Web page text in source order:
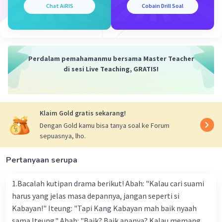
F : gaya (N)
s : perpindahan (m)
W = (F1 + F2 + F3) s
Jadi, usaha total yang dilakukan ketiga orang
tersebut adalah 32 Joule.
Beri Rating
Chat AiRIS Cobain Drill Soal
Perdalam pemahamanmu bersama Master Teacher
di sesi Live Teaching, GRATIS!
Klaim Gold gratis sekarang!
Dengan Gold kamu bisa tanya soal ke Forum
sepuasnya, lho.
Pertanyaan serupa
1.Bacalah kutipan drama berikut! Abah: "Kalau cari suami
harus yang jelas masa depannya, jangan seperti si
Kabayan!" Iteung: "Tapi Kang Kabayan mah baik nyaah